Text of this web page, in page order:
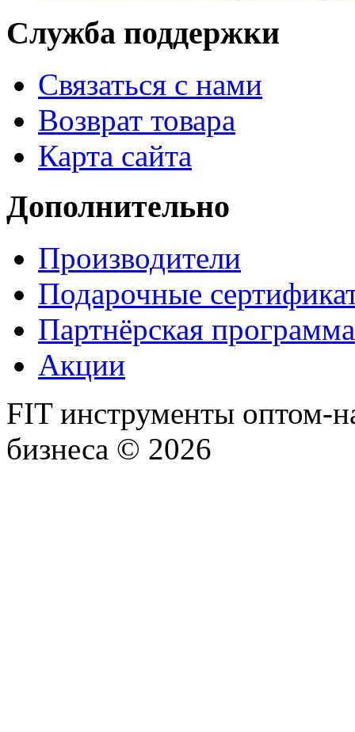
Служба поддержки
Связаться с нами
Возврат товара
Карта сайта
Дополнительно
Производители
Подарочные
Партнёрская программа
Акции
FIT инструменты оптом-
бизнеса © 2026